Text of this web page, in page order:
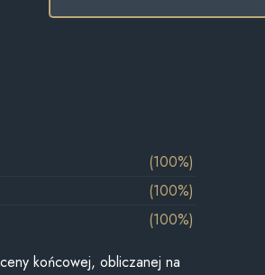
(100%)
(100%)
(100%)
końcowej, obliczanej na